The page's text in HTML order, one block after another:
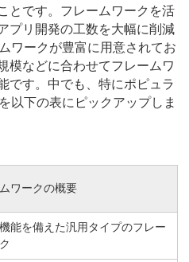
とです。フレームワークを活
プリ開発の工数を大幅に削減
ワークが豊富に用意されてお
模などに合わせてフレームワ
です。中でも、特にポピュラ
以下の表にピックアップしま
ワークの概要
能を備えた汎用タイプのフレー